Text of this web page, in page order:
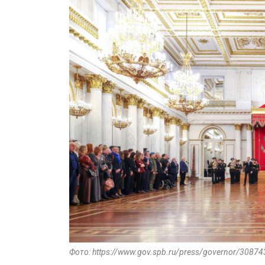
Фото: https://www.gov.spb.ru/press/governor/